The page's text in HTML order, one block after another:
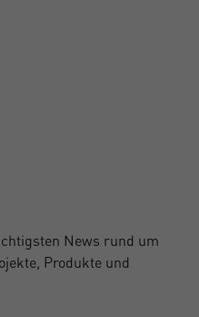
News rund um
Produkte und